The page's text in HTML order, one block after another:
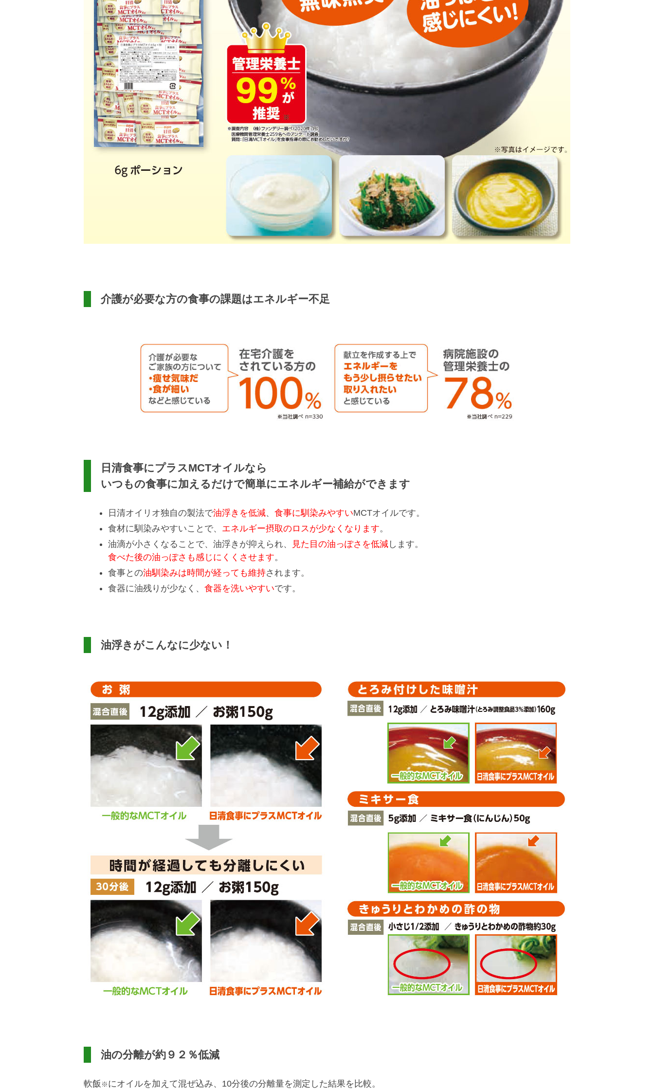
介護が必要な方の食事の課題はエネルギー不足
日清食事にプラスMCTオイルなら
いつもの食事に加えるだけで簡単にエネルギー補給ができます
日清オイリオ独自の製法で油浮きを低減、 食事に馴染みやすいMCTオイルです。
食材に馴染みやすいことで、 エネルギー摂取のロスが少なくなります。
油滴が小さくなることで、油浮きが抑えられ、
見た目の油っぽさを低減 します。
食べた後の油っぽさも感じにくくさせます。
食事との油馴染みは時間が経っても維持されます。
食器に油残りが少なく、 食器を洗いやすいです。
油浮きがこんなに少ない！
油の分離が約９２％低減
軟飯 ※にオイルを加えて混ぜ込み、10分後の分離量を測定した結果を比較。